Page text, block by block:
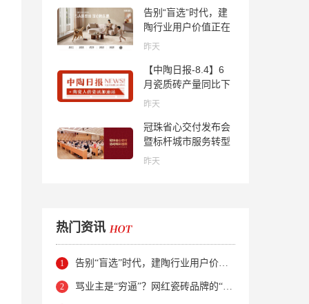
告别“盲选”时代，建
陶行业用户价值正在
被改写！
昨天
【中陶日报-8.4】6
月瓷质砖产量同比下
降超10％；2家中国
ARCHIDEX 2026石
材展；东鹏已斥资
4852万回购股份；方
昨天
冠珠省心交付发布会
暨标杆城市服务转型
集训会圆满举行
昨天
热门资讯
告别“盲选”时代，建陶行业用户价值正在被改写！
骂业主是“穷逼”？网红瓷砖品牌的“真实面目”被揭开了！